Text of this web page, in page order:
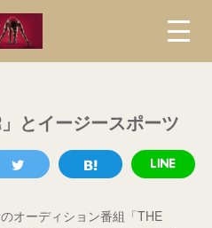
とイージースポーツ
オーディション番組「THE